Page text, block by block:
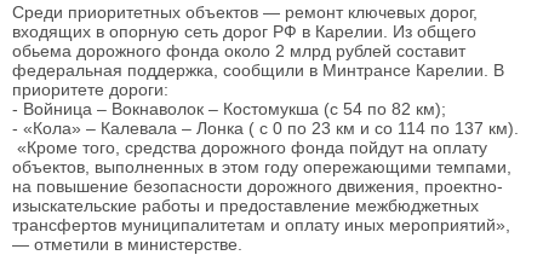
Среди приоритетных объектов — ремонт ключевых дорог,
входящих в опорную сеть дорог РФ в Карелии. Из общего
обьема дорожного фонда около 2 млрд рублей составит
федеральная поддержка, сообщили в Минтрансе Карелии. В
приоритете дороги:
- Войница – Вокнаволок – Костомукша (с 54 по 82 км);
- «Кола» – Калевала – Лонка ( с 0 по 23 км и со 114 по 137 км).
«Кроме того, средства дорожного фонда пойдут на оплату
объектов, выполненных в этом году опережающими темпами,
на повышение безопасности дорожного движения, проектно-
изыскательские работы и предоставление межбюджетных
трансфертов муниципалитетам и оплату иных мероприятий»,
— отметили в министерстве.